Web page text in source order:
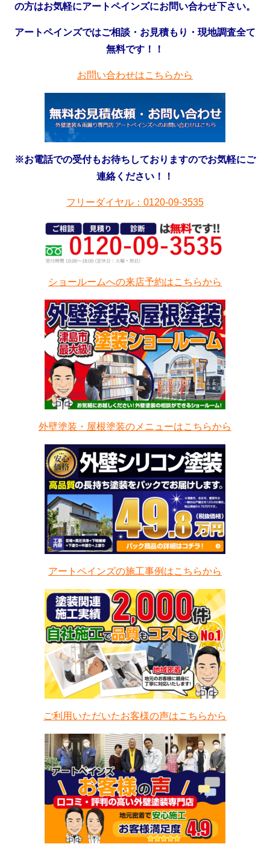
の方はお気軽にアートペインズにお問い合わせ下さい。
アートペインズではご相談・お見積もり・現地調査全て
無料です！！
お問い合わせはこちらから
※お電話での受付もお待ちしておりますのでお気軽にご
連絡ください！！
フリーダイヤル：0120-09-3535
ショールームへの来店予約はこちらから
外壁塗装・屋根塗装のメニューはこちらから
アートペインズの施工事例はこちらから
ご利用いただいたお客様の声はこちらから